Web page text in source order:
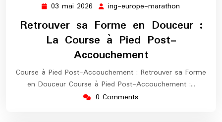
03 mai 2026 03
mai
2026
ing-europe-marathon
marathon
Retrouver sa Forme en Douceur :
La Course à Pied Post-
Accouchement
Course à Pied Post-Accouchement : Retrouver sa Forme
en Douceur Course à Pied Post-Accouchement :…
0 Comments